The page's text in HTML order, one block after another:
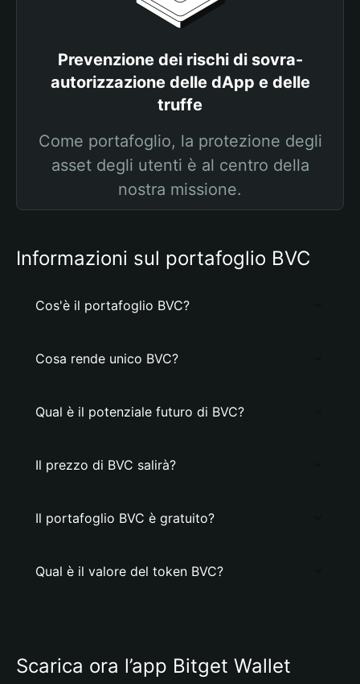
Prevenzione dei rischi di sovra-
autorizzazione delle dApp e delle
truffe
Come portafoglio, la protezione degli
asset degli utenti è al centro della
nostra missione.
Informazioni sul portafoglio BVC
Cos'è il portafoglio BVC?
Cosa rende unico BVC?
Qual è il potenziale futuro di BVC?
Il prezzo di BVC salirà?
Il portafoglio BVC è gratuito?
Qual è il valore del token BVC?
Scarica ora l’app Bitget Wallet